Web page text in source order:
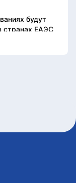
будут
странах ЕАЭС
более чем
для
2026